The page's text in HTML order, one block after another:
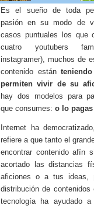
Es el sueño de toda
pasión en su modo de
casos puntuales los que
cuatro youtubers
instagramer), muchos de
contenido están
permiten vivir de su
hay dos modelos para
que consumes: o lo
Internet ha
refiere a que tanto el
encontrar contenido afín
acortado las distancias
aficiones o a tus ideas,
distribución de
tecnología ha ayudado